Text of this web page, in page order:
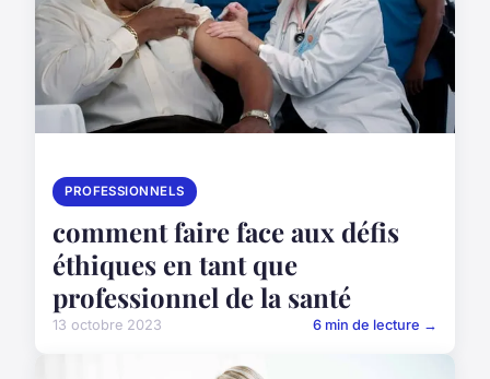
PROFESSIONNELS
comment faire face aux défis
éthiques en tant que
professionnel de la santé
13 octobre 2023 6 min de lecture →